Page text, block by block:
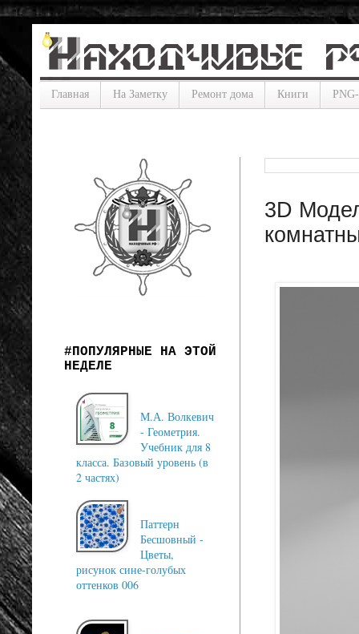
Главная На Заметку Ремонт дома Книги
3D
#ПОПУЛЯРНЫЕ НА ЭТОЙ
НЕДЕЛЕ
М.А. Волкевич
- Геометрия.
Учебник для 8
класса. Базовый уровень (в
2 частях)
Паттерн
Бесшовный -
Цветы,
рисунок сине-голубых
оттенков 006